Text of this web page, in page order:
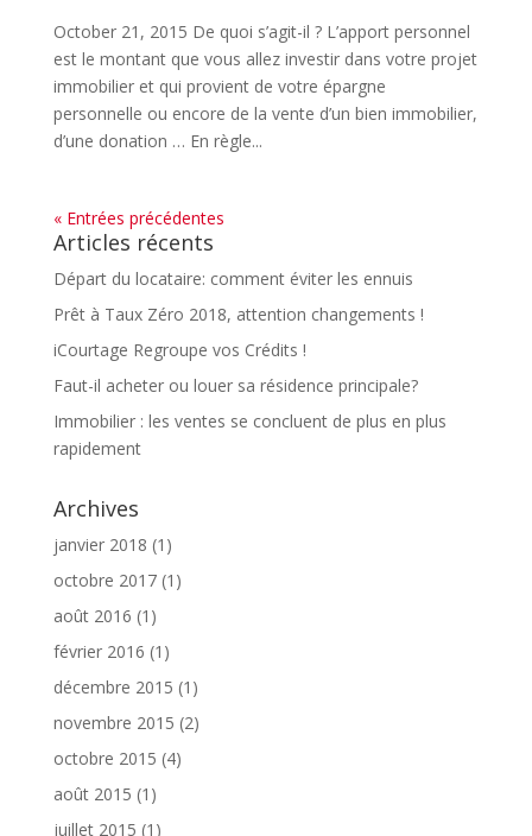
October 21, 2015 De quoi s’agit-il ? L’apport personnel
est le montant que vous allez investir dans votre projet
immobilier et qui provient de votre épargne
personnelle ou encore de la vente d’un bien immobilier,
d’une donation … En règle...
« Entrées précédentes
Articles récents
Départ du locataire: comment éviter les ennuis
Prêt à Taux Zéro 2018, attention changements !
iCourtage Regroupe vos Crédits !
Faut-il acheter ou louer sa résidence principale?
Immobilier : les ventes se concluent de plus en plus
rapidement
Archives
janvier 2018 (1)
octobre 2017(1)
août 2016 (1)
février 2016 (1)
décembre 2015 (1)
novembre 2015 (2)
octobre 2015 (4)
août 2015 (1)
juillet 2015 (1)